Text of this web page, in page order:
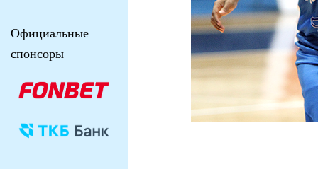
Официальные
спонсоры